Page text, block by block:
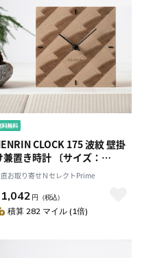
CLOCK 175 波紋 壁掛
兼置き時計 〔サイズ：
、補助
付き、単三電池1本〕［北海
・離島 配送不可］
お取り寄せＮセレクトPrime
円 （税込）
積算 282 マイル (1倍)